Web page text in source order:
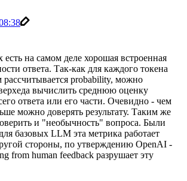
на самом деле хорошая встроенная
ответа. Так-как для каждого токена
рассчитывается probability, можно
вычислить среднюю оценку
ответа или его части. Очевидно - чем
можно доверять результату. Таким же
и "необычность" вопроса. Были
базовых LLM эта метрика работает
стороны, по утверждению OpenAI -
from human feedback разрушает эту